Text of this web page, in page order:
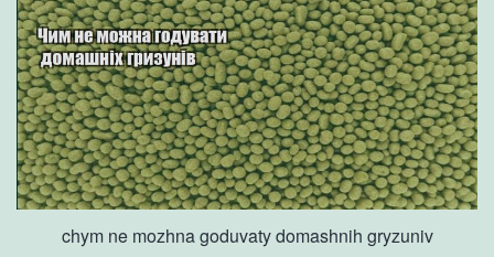
chym ne mozhna goduvaty domashnih gryzuniv